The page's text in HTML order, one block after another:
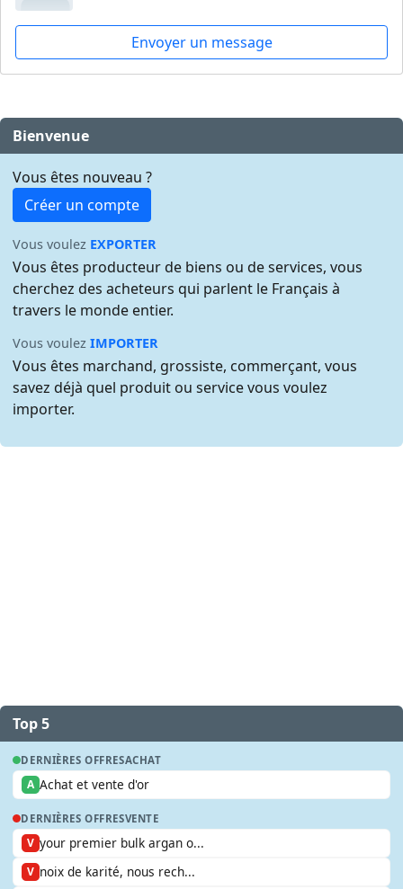
Envoyer un message
Bienvenue
Vous êtes nouveau ?
Créer un compte
Vous voulez EXPORTER
Vous êtes producteur de biens ou de services, vous
cherchez des acheteurs qui parlent le Français à
travers le monde entier.
Vous voulezIMPORTER
Vous êtes marchand, grossiste, commerçant, vous
savez déjà quel produit ou service vous voulez
importer.
Top 5
DERNIÈRES OFFRESACHAT
A Achat et vente d'or
DERNIÈRES OFFRESVENTE
V your premier bulk argan o...
V noix de karité, nous rech...